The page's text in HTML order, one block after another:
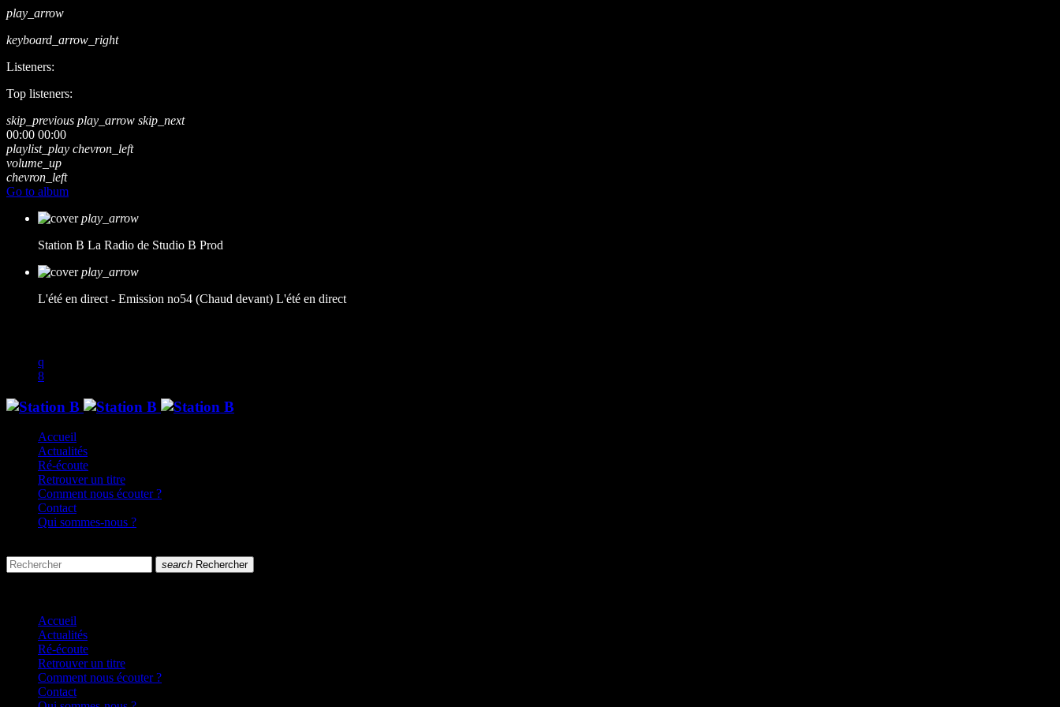
play_arrow
keyboard_arrow_right
Listeners:
Top listeners:
skip_previous play_arrow skip_next
00:00 00:00
playlist_play chevron_left
volume_up
chevron_left
Go to album
play_arrow
Station B La Radio de Studio B Prod
play_arrow
L'été en direct - Emission no54 (Chaud devant) L'été en direct
Accueil
Actualités
Ré-écoute
Retrouver un titre
Comment nous écouter ?
Contact
Qui sommes-nous ?
search Rechercher
Accueil
Actualités
Ré-écoute
Retrouver un titre
Comment nous écouter ?
Contact